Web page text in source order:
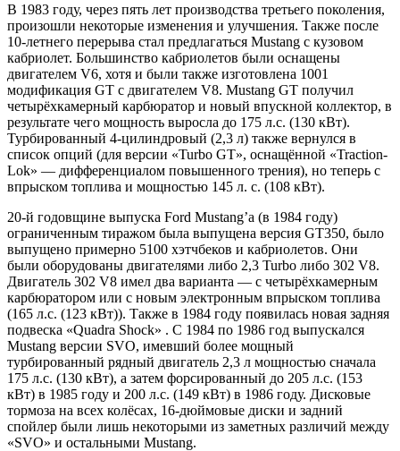
В 1983 году, через пять лет производства третьего поколения,
произошли некоторые изменения и улучшения. Также после
10-летнего перерыва стал предлагаться Mustang с кузовом
кабриолет. Большинство кабриолетов были оснащены
двигателем V6, хотя и были также изготовлена 1001
модификация GT с двигателем V8. Mustang GT получил
четырёхкамерный карбюратор и новый впускной коллектор, в
результате чего мощность выросла до 175 л.с. (130 кВт).
Турбированный 4-цилиндровый (2,3 л) также вернулся в
список опций (для версии «Turbo GT», оснащённой «Traction-
Lok» — дифференциалом повышенного трения), но теперь с
впрыском топлива и мощностью 145 л. с. (108 кВт).
20-й годовщине выпуска Ford Mustang’а (в 1984 году)
ограниченным тиражом была выпущена версия GT350, было
выпущено примерно 5100 хэтчбеков и кабриолетов. Они
были оборудованы двигателями либо 2,3 Turbo либо 302 V8.
Двигатель 302 V8 имел два варианта — с четырёхкамерным
карбюратором или с новым электронным впрыском топлива
(165 л.с. (123 кВт)). Также в 1984 году появилась новая задняя
подвеска «Quadra Shock» . С 1984 по 1986 год выпускался
Mustang версии SVO, имевший более мощный
турбированный рядный двигатель 2,3 л мощностью сначала
175 л.с. (130 кВт), а затем форсированный до 205 л.с. (153
кВт) в 1985 году и 200 л.с. (149 кВт) в 1986 году. Дисковые
тормоза на всех колёсах, 16-дюймовые диски и задний
спойлер были лишь некоторыми из заметных различий между
«SVO» и остальными Mustang.